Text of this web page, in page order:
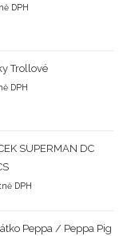
DPH
Trollové
DPH
SUPERMAN DC
DPH
Peppa / Peppa Pig